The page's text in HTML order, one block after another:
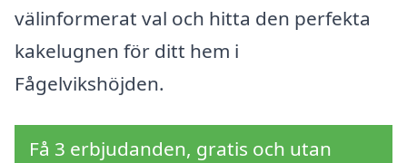
välinformerat val och hitta den perfekta
kakelugnen för ditt hem i
Fågelvikshöjden.
Få 3 erbjudanden, gratis och utan